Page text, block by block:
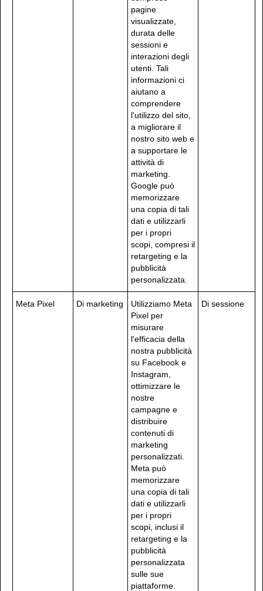
pagine
visualizzate,
durata delle
sessioni e
interazioni degli
utenti. Tali
informazioni ci
aiutano a
comprendere
l'utilizzo del sito,
a migliorare il
nostro sito web e
a supportare le
attività di
marketing.
Google può
memorizzare
una copia di tali
dati e utilizzarli
per i propri
scopi, compresi il
retargeting e la
pubblicità
personalizzata.
Meta Pixel Di marketing
Utilizziamo Meta
Pixel per
misurare
l'efficacia della
nostra pubblicità
su Facebook e
Instagram,
ottimizzare le
nostre
campagne e
distribuire
contenuti di
marketing
personalizzati.
Meta può
memorizzare
una copia di tali
dati e utilizzarli
per i propri
scopi, inclusi il
retargeting e la
pubblicità
personalizzata
sulle sue
piattaforme.
Di sessione